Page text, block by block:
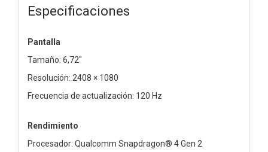
Especificaciones
Pantalla
Tamaño: 6,72"
Resolución: 2408 × 1080
Frecuencia de actualización: 120 Hz
Rendimiento
Procesador: Qualcomm Snapdragon® 4 Gen 2